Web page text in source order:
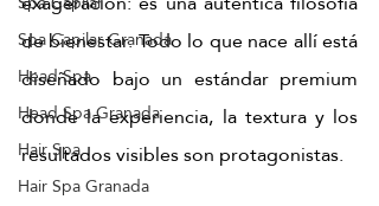
Spa Capilar Granada
Head Spa
Head Spa Granada
Hair Spa
Hair Spa Granada
de bienestar. Todo lo que nace allí está
diseñado bajo un estándar premium
donde la experiencia, la textura y los
resultados visibles son protagonistas.